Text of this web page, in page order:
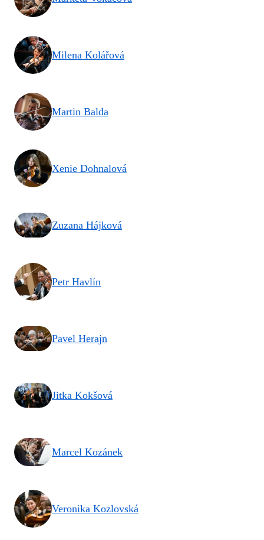
Milena Kolářová
Martin Balda
Xenie Dohnalová
Zuzana Hájková
Petr Havlín
Pavel Herajn
Jitka Kokšová
Marcel Kozánek
Veronika Kozlovská